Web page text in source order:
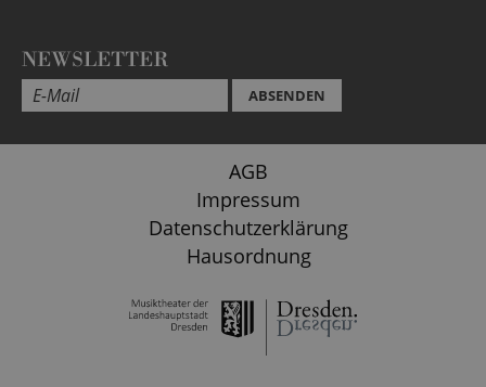
NEWSLETTER
ABSENDEN
AGB
Impressum
Datenschutzerklärung
Hausordnung